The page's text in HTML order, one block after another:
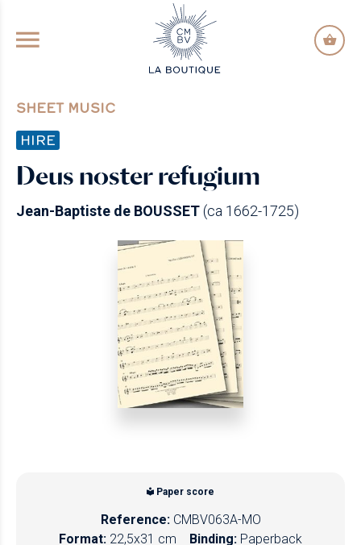
GO TO PRINCIPAL CONTENT
SHEET MUSIC
HIRE
Deus noster refugium
Jean-Baptiste de BOUSSET(ca 1662-1725)
Paper score
Reference: CMBV063A-MO
Format: 22,5x31 cm Binding: Paperback